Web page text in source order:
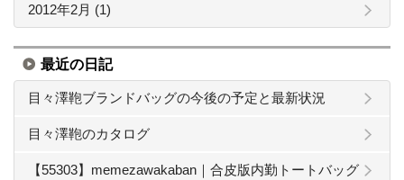
2012年2月 (1)
最近の日記
目々澤鞄ブランドバッグの今後の予定と最新状況
目々澤鞄のカタログ
【55303】memezawakaban｜合皮版内勤トートバッグ